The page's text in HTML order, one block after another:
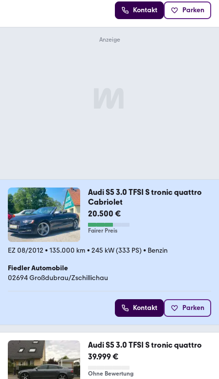
Kontakt Parken
Audi S5 3.0 TFSI S tronic quattro
Cabriolet
20.500 €
Fairer Preis
EZ 08/2012 • 135.000 km • 245 kW (333 PS) • Benzin
Fiedler Automobile
02694 Großdubrau/Zschillichau
Kontakt Parken
Audi S5 3.0 TFSI S tronic quattro
39.999 €
Ohne Bewertung